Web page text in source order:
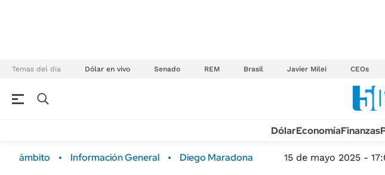
Temas del día Dólar en vivo Senado REM Brasil Javier Milei CEOs
Real Estate
TECNOLOGÍA
MÉXICO
DólarEconomíaFinanzas
ámbito Información General Diego Maradona 15 de mayo 2025 -